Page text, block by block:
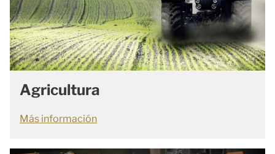
Agricultura
Más información